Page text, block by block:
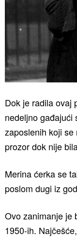
Dok je radila ovaj
nedeljno gađajući
zaposlenih koji
prozor dok nije
Merina ćerka se
poslom dugi iz
Ovo zanimanje je
1950-ih.